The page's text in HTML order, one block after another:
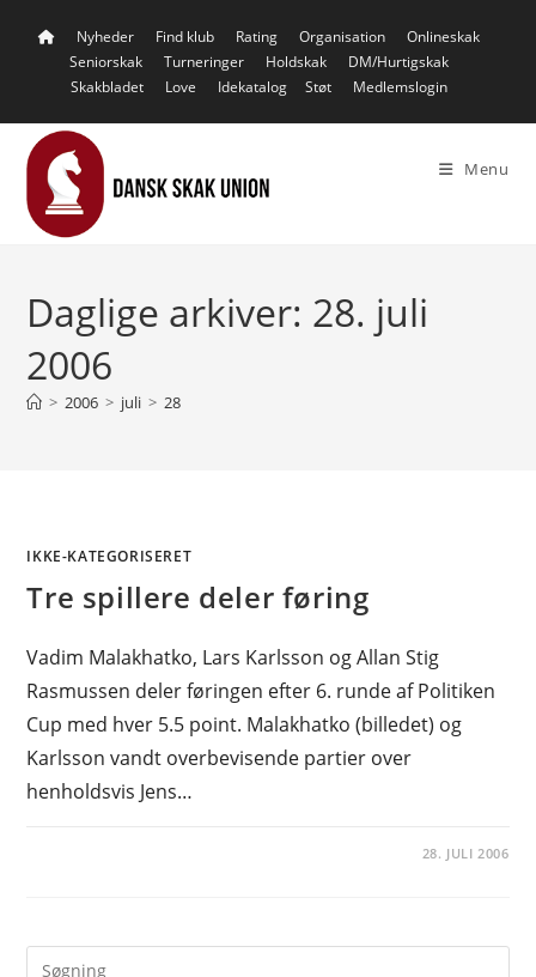
Nyheder Find klub Rating Organisation
Onlineskak
Seniorskak
Turneringer Holdskak
DM/Hurtigskak
Skakbladet
Love Idekatalog Støt Medlemslogin
Menu
Daglige arkiver: 28. juli
2006
> 2006 > juli > 28
IKKE-KATEGORISERET
Tre spillere deler føring
Vadim Malakhatko, Lars Karlsson og Allan Stig
Rasmussen deler føringen efter 6. runde af Politiken
Cup med hver 5.5 point. Malakhatko (billedet) og
Karlsson vandt overbevisende partier over
henholdsvis Jens…
28. JULI 2006